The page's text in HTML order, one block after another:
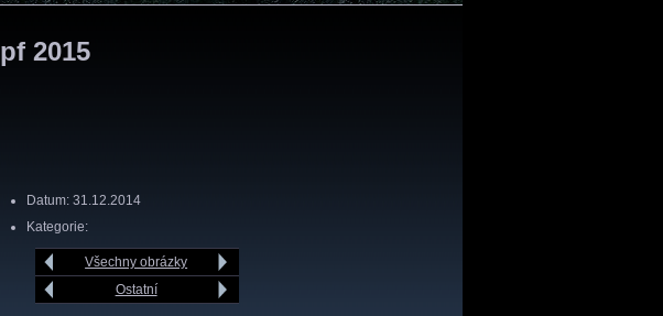
pf 2015
Datum: 31.12.2014
Kategorie:
Všechny obrázky
Ostatní